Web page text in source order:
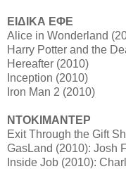
ΕΙΔΙΚΑ ΕΦΕ
Alice in Wonderland
Harry Potter and the
Hereafter (2010)
Inception (2010)
Iron Man 2 (2010)
ΝΤΟΚΙΜΑΝΤΕΡ
Exit Through the Gift
GasLand (2010): Josh
Inside Job (2010):